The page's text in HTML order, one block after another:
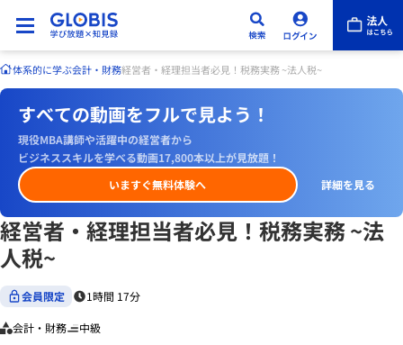
体系的に学ぶ会計・財務経営者・経理担当者必見！税務実務 ~法人税~
すべての動画をフルで見よう！
現役MBA講師や活躍中の経営者から
ビジネススキルを学べる動画17,800本以上が見放題！
いますぐ無料体験へ
詳細を見る
経営者・経理担当者必見！税務実務 ~法
人税~
会員限定 1時間 17分
会計・財務 中級